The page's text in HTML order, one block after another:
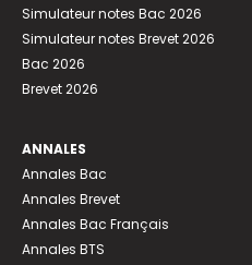
Simulateur notes Bac 2026
Simulateur notes Brevet 2026
Bac 2026
Brevet 2026
ANNALES
Annales Bac
Annales Brevet
Annales Bac Français
Annales BTS